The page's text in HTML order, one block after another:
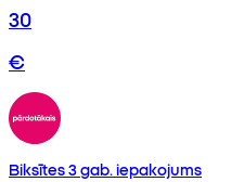
30
€
Biksītes 3 gab. iepakojums